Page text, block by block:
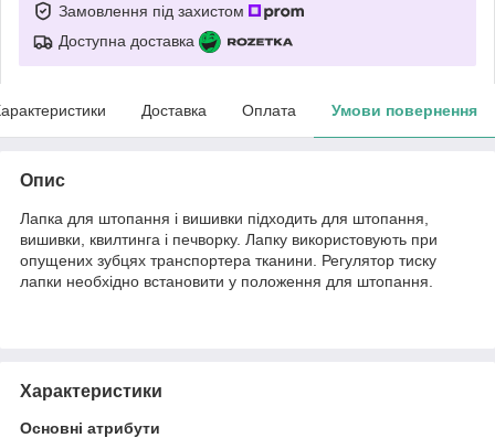
Замовлення під захистом
Доступна доставка
Доставка Оплата Умови повернення
Опис
Лапка для штопання і вишивки підходить для штопання,
вишивки, квилтинга і печворку. Лапку використовують при
опущених зубцях транспортера тканини. Регулятор тиску
лапки необхідно встановити у положення для штопання.
Характеристики
Основні атрибути